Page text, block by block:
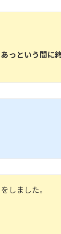
っという間に
しました。